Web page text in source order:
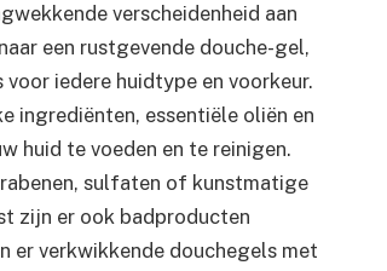
verscheidenheid aan
een rustgevende douche-gel,
iedere huidtype en voorkeur.
ingrediënten, essentiële oliën en
huid te voeden en te reinigen.
sulfaten of kunstmatige
zijn er ook badproducten
er verkwikkende douchegels met